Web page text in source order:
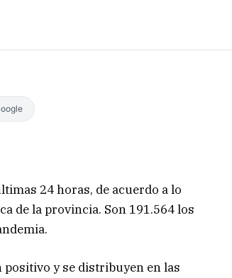
24 horas, de acuerdo a lo
de la provincia. Son 191.564 los
positivo y se distribuyen en las